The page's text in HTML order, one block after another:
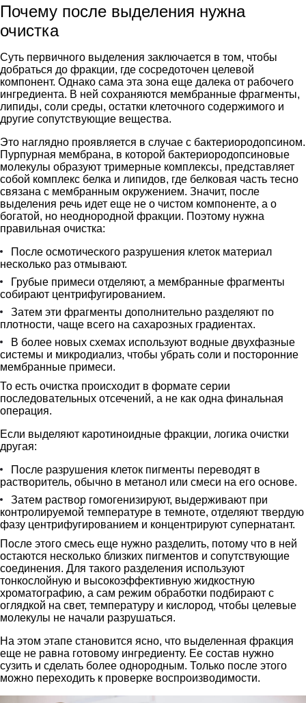
Почему после выделения нужна
очистка
Суть первичного выделения заключается в том, чтобы
добраться до фракции, где сосредоточен целевой
компонент. Однако сама эта зона еще далека от рабочего
ингредиента. В ней сохраняются мембранные фрагменты,
липиды, соли среды, остатки клеточного содержимого и
другие сопутствующие вещества.
Это наглядно проявляется в случае с бактериородопсином.
Пурпурная мембрана, в которой бактериородопсиновые
молекулы образуют тримерные комплексы, представляет
собой комплекс белка и липидов, где белковая часть тесно
связана с мембранным окружением. Значит, после
выделения речь идет еще не о чистом компоненте, а о
богатой, но неоднородной фракции. Поэтому нужна
правильная очистка:
После осмотического разрушения клеток материал
несколько раз отмывают.
Грубые примеси отделяют, а мембранные фрагменты
собирают центрифугированием.
Затем эти фрагменты дополнительно разделяют по
плотности, чаще всего на сахарозных градиентах.
В более новых схемах используют водные двухфазные
системы и микродиализ, чтобы убрать соли и посторонние
мембранные примеси.
То есть очистка происходит в формате серии
последовательных отсечений, а не как одна финальная
операция.
Если выделяют каротиноидные фракции, логика очистки
другая:
После разрушения клеток пигменты переводят в
растворитель, обычно в метанол или смеси на его основе.
Затем раствор гомогенизируют, выдерживают при
контролируемой температуре в темноте, отделяют твердую
фазу центрифугированием и концентрируют супернатант.
После этого смесь еще нужно разделить, потому что в ней
остаются несколько близких пигментов и сопутствующие
соединения. Для такого разделения используют
тонкослойную и высокоэффективную жидкостную
хроматографию, а сам режим обработки подбирают с
оглядкой на свет, температуру и кислород, чтобы целевые
молекулы не начали разрушаться.
На этом этапе становится ясно, что выделенная фракция
еще не равна готовому ингредиенту. Ее состав нужно
сузить и сделать более однородным. Только после этого
можно переходить к проверке воспроизводимости.